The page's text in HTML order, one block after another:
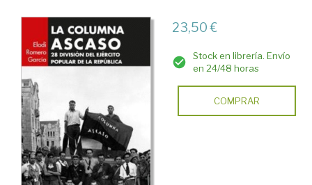
23,50 €
Stock en librería. Envío
en 24/48 horas
COMPRAR